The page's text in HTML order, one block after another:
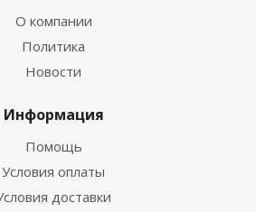
О компании
Политика
Новости
Информация
Помощь
Условия оплаты
доставки